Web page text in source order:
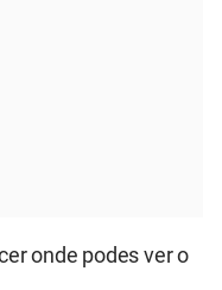
onde podes ver o